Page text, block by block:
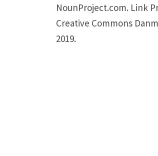
NounProject.com. Link
Creative Commons
2019.